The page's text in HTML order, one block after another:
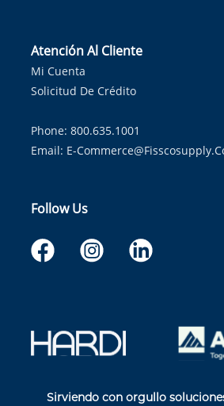
Atención Al Cliente
Mi Cuenta
Solicitud De Crédito
Phone: 800.635.1001
Email: E-
Follow Us
Sirviendo con orgullo